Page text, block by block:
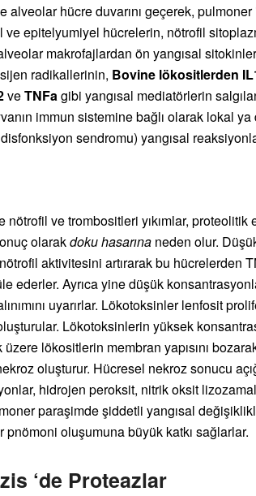
alveolar hücre duvarını geçerek,
epitelyumiyel hücrelerin, nötrofil
makrofajlardan ön yangısal
radikallerinin, Bovine lökositlerden
veTNFagibi yangısal mediatörlerin
immun sistemine bağlı olarak lokal
sendromu) yangısal
ve trombositleri yıkımlar, proteolitik
olarakdoku hasarına neden olur.
aktivitesini artırarak bu hücrelerden
ederler. Ayrıca yine düşük
uyarırlar. Lökotoksinler lenfosit
Lökotoksinlerin yüksek
lökositlerin membran yapısını
oluşturur. Hücresel nekroz sonucu
hidrojen peroksit, nitrik oksit
paraşimde şiddetli yangısal
oluşumuna büyük katkı sağlarlar.
‘de Proteazlar